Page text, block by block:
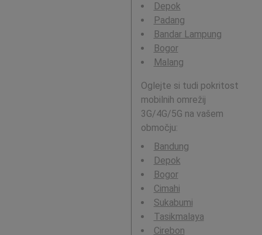
Depok
Padang
Bandar Lampung
Bogor
Malang
Oglejte si tudi pokritost
mobilnih omrežij
3G/4G/5G na vašem
območju:
Bandung
Depok
Bogor
Cimahi
Sukabumi
Tasikmalaya
Cirebon